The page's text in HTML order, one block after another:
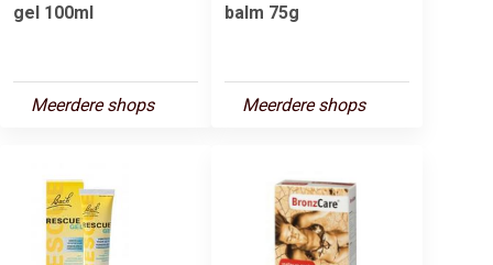
gel 100ml
Meerdere shops
balm 75g
Meerdere shops